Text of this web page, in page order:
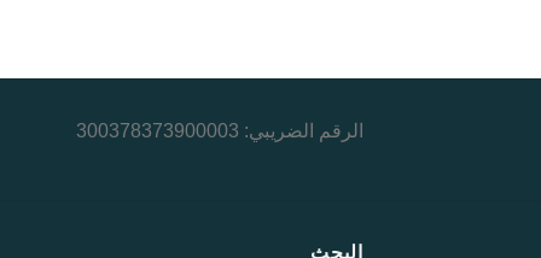
الرقم الضريبي: 300378373900003
البحث